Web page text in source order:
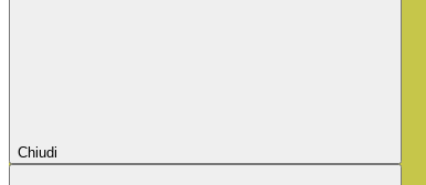
Chiudi